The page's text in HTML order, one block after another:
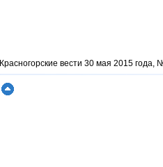
Красногорские вести 30 мая 2015 года,